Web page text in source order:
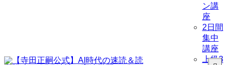
ン講
座
2日間
集中
講座
上級3